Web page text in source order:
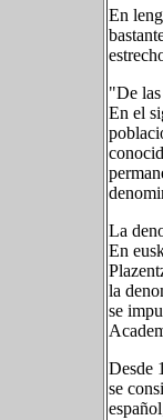
En
"De
En el
La
En
la
se
Desde
se